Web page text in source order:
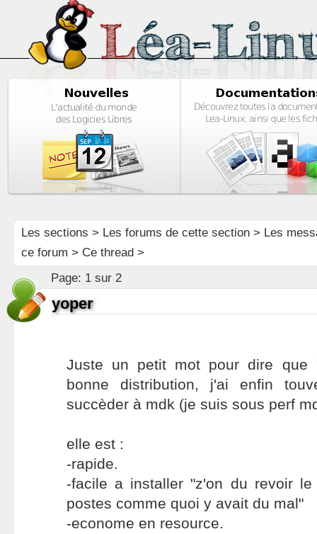
Les sections > Les forums de cette section> Les
ce forum > Ce thread >
Page: 1 sur 2
yoper
Juste un petit mot pour dire que
bonne distribution, j'ai enfin
succèder à mdk (je suis sous perf
elle est :
-rapide.
-facile a installer "z'on du revoir
postes comme quoi y avait du mal"
-econome en resource.